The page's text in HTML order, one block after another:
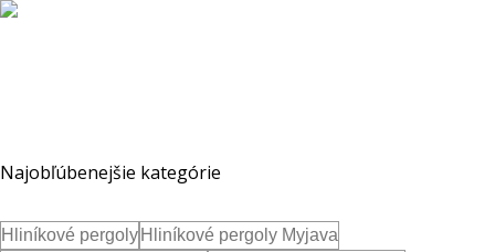
Najobľúbenejšie kategórie
Hliníkové pergoly Hliníkové pergoly Myjava